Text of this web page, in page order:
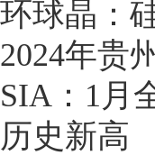
环球晶：
2024年贵
SIA：1月
历史新高